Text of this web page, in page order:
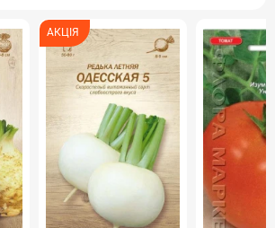
АКЦІЯ